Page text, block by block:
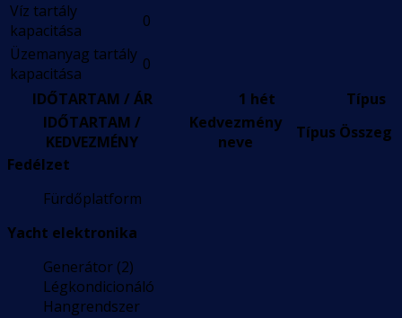
Víz tartály
kapacitása
0
Üzemanyag tartály
kapacitása
0
IDŐTARTAM / ÁR
1 hét
Típus
IDŐTARTAM /
KEDVEZMÉNY
Kedvezmény
neve
Típus Összeg
Fedélzet
Fürdőplatform
Yacht elektronika
Generátor (2)
Légkondicionáló
Hangrendszer